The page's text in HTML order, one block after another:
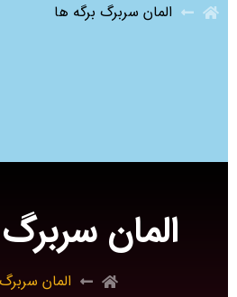
المان سربرگ برگه ها
المان
المان